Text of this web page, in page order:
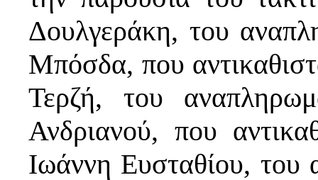
Δουλγεράκη, του
Μπόσδα, που
Τερζή, του
Ανδριανού, που
Ιωάννη Ευσταθίου, του